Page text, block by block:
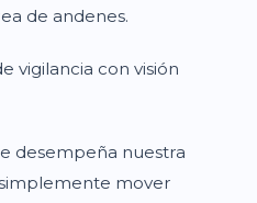
de andenes.
vigilancia con visión
desempeña nuestra
mover